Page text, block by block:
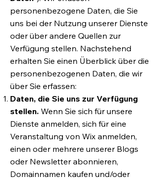
personenbezogene Daten, die Sie
uns bei der Nutzung unserer Dienste
oder über andere Quellen zur
Verfügung stellen. Nachstehend
erhalten Sie einen Überblick über die
personenbezogenen Daten, die wir
über Sie erfassen:
Daten, die Sie uns zur Verfügung
stellen. Wenn Sie sich für unsere
Dienste anmelden, sich für eine
Veranstaltung von Wix anmelden,
einen oder mehrere unserer Blogs
oder Newsletter abonnieren,
Domainnamen kaufen und/oder